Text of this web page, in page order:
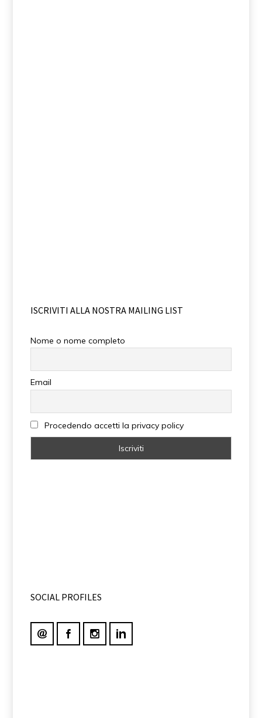
ISCRIVITI ALLA NOSTRA MAILING LIST
Nome o nome completo
Email
Procedendo accetti la privacy policy
SOCIAL PROFILES